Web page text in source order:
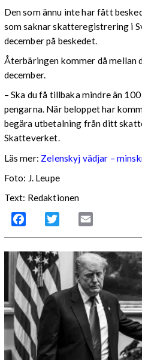
Den som ännu inte har fått
som saknar skatteregistrering i
december på beskedet.
Återbäringen kommer då mellan
december.
– Ska du få tillbaka mindre än
pengarna. När beloppet har
begära utbetalning från ditt
Skatteverket.
Läs mer: Zelenskyj vädjar –
Foto: J. Leupe
Text: Redaktionen
Facebook Twitter